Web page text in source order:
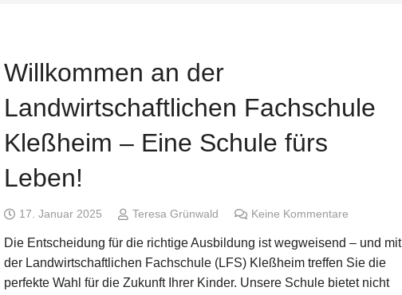
Willkommen an der
Landwirtschaftlichen Fachschule
Kleßheim – Eine Schule fürs
Leben!
17. Januar 2025 Teresa Grünwald Keine Kommentare
Die Entscheidung für die richtige Ausbildung ist wegweisend – und mit
der Landwirtschaftlichen Fachschule (LFS) Kleßheim treffen Sie die
perfekte Wahl für die Zukunft Ihrer Kinder. Unsere Schule bietet nicht